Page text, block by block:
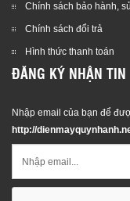
Chính sách bảo hành,
Chính sách đổi trả
Hình thức thanh toán
ĐĂNG KÝ NHẬN TIN
Nhập email của bạn để
http://